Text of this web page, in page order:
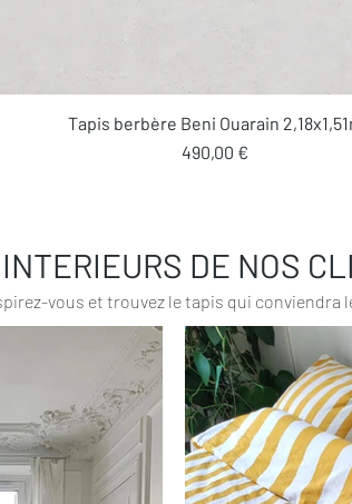
Aperçu rapide
Tapis berbère Beni Ouarain
Prix
490,00 €
DE NOS
vous et trouvez le tapis qui conviendra